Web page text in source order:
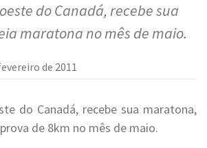
do Canadá, recebe sua
maratona no mês de maio.
de 2011
do Canadá, recebe sua maratona,
de 8km no mês de maio.